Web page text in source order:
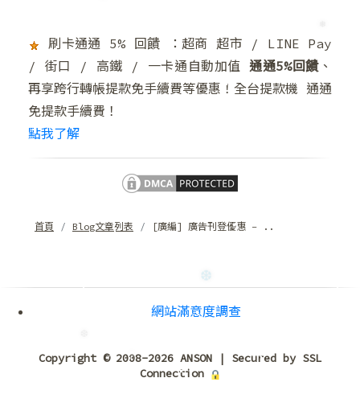
刷卡通通 5% 回饋 ：超商 超市 / LINE Pay
/ 街口 / 高鐵 / 一卡通自動加值通通5%回饋 、
再享跨行轉帳提款免手續費等優惠！全台提款機 通通
免提款手續費！
點我了解
首頁 Blog文章列表 [廣編] 廣告刊登優惠 – ..
網站滿意度調查
Copyright © 2008-2026 ANSON | Secured by SSL
Connection
❅
❄
❄